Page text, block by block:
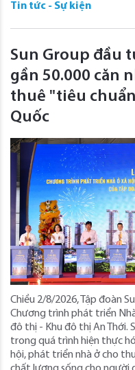
Tin tức - Sự kiện
Sun Group đầu
gần 50.000 căn
thuê "tiêu
Quốc
Chiều 2/8/2026, Tập đoàn
Chương trình phát triển
đô thị - Khu đô thị An Thới.
trong quá trình hiện thực
hội, phát triển nhà ở cho